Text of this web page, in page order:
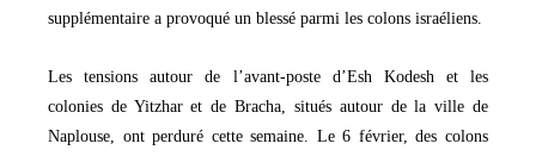
supplémentaire a provoqué un blessé parmi les colons israéliens.
Les tensions autour de l’avant-poste d’Esh Kodesh et les
colonies de Yitzhar et de Bracha, situés autour de la ville de
Naplouse, ont perduré cette semaine. Le 6 février, des colons